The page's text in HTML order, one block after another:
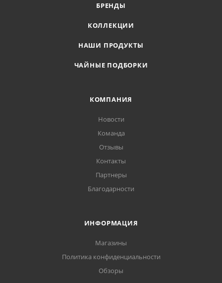
БРЕНДЫ
КОЛЛЕКЦИИ
НАШИ ПРОДУКТЫ
ЧАЙНЫЕ ПОДБОРКИ
КОМПАНИЯ
Новости
Команда
Отзывы
Контакты
Партнеры
Благодарности
ИНФОРМАЦИЯ
Магазины
Политика конфиденциальности
Обзоры